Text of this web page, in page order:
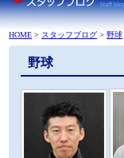
HOME > スタッフブログ >野球
野球